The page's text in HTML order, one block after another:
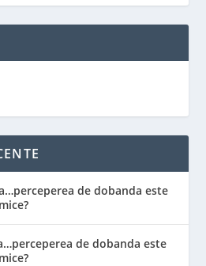
de dobanda este
de dobanda este